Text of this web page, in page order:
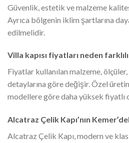
Güvenlik, estetik ve malzeme
Ayrıca bölgenin iklim şartlarına
edilmelidir.
Villa kapısı fiyatları neden
Fiyatlar kullanılan malzeme,
detaylarına göre değişir. Özel
modellere göre daha yüksek fiyatlı
Alcatraz Çelik Kapı’nın
Alcatraz Çelik Kapı, modern ve